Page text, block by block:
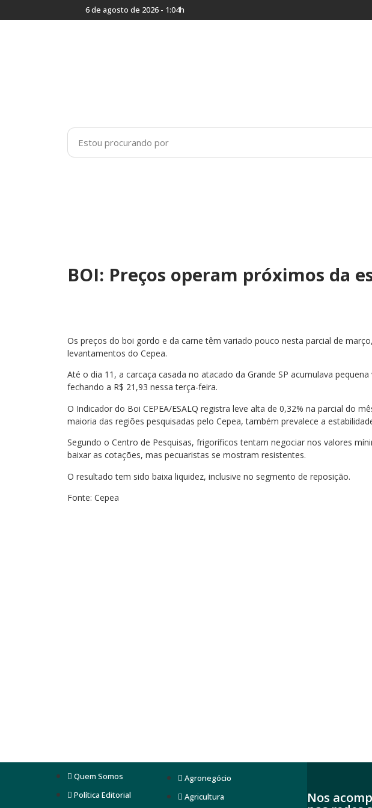
6 de agosto de 2026 - 1:04h
BOI: Preços operam próximos da
Os preços do boi gordo e da carne têm variado pouco nesta parcial de
levantamentos do Cepea.
Até o dia 11, a carcaça casada no atacado da Grande SP acumulava
fechando a R$ 21,93 nessa terça-feira.
O Indicador do Boi CEPEA/ESALQ registra leve alta de 0,32% na parcial do
maioria das regiões pesquisadas pelo Cepea, também prevalece a
Segundo o Centro de Pesquisas, frigoríficos tentam negociar nos valores
baixar as cotações, mas pecuaristas se mostram resistentes.
O resultado tem sido baixa liquidez, inclusive no segmento de reposição.
Fonte: Cepea
Quem Somos
Política Editorial
Agronegócio
Agricultura
Nos